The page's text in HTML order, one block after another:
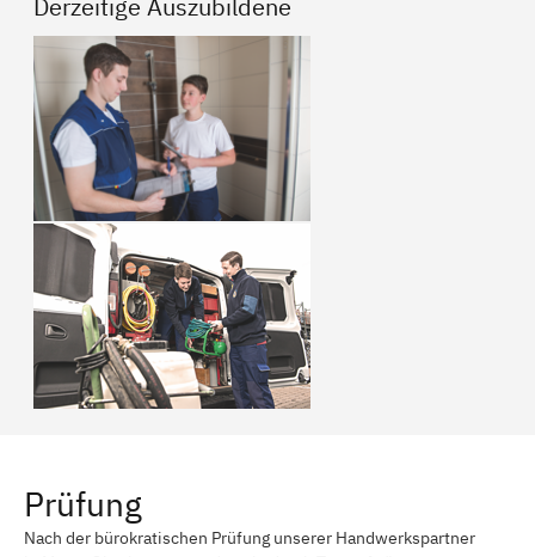
Prüfung
Nach der bürokratischen Prüfung unserer Handwerkspartner